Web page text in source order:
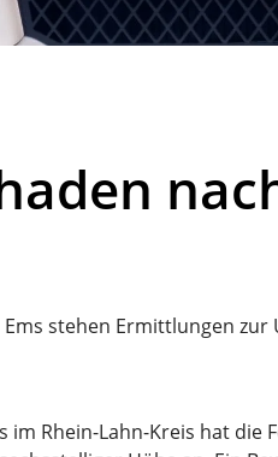
stehen Ermittlungen
im Rhein-Lahn-Kreis hat